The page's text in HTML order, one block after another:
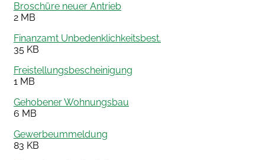
Broschüre neuer Antrieb
2 MB
Finanzamt Unbedenklichkeitsbest.
35 KB
Freistellungsbescheinigung
1 MB
Gehobener Wohnungsbau
6 MB
Gewerbeummeldung
83 KB